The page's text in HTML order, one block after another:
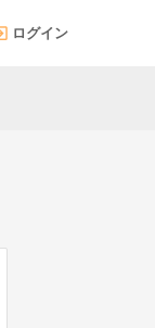
ログイン